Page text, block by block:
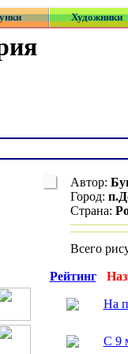
Художники
Автор:
Город:
Страна:
Всего
Рейтинг
На
С 9